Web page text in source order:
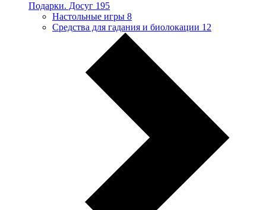
Подарки. Досуг 195
Настольные игры 8
Средства для гадания и биолокации 12